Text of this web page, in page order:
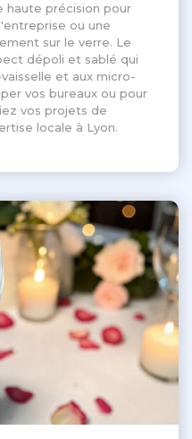
haute précision pour
ou une
sur le verre. Le
dépoli et sablé qui
et aux micro-
vos bureaux ou pour
vos projets de
locale à Lyon.